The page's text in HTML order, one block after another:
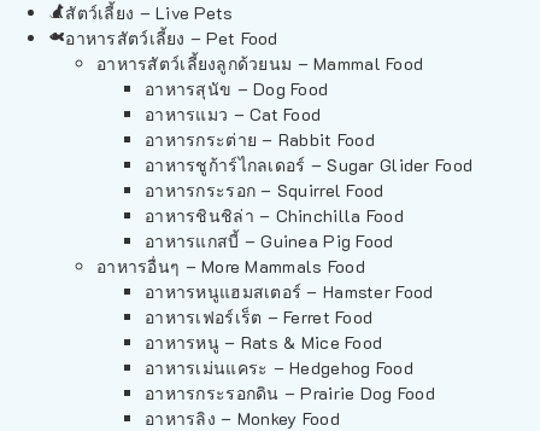
สัตว์เลี้ยง – Live Pets
อาหารสัตว์เลี้ยง – Pet Food
อาหารสัตว์เลี้ยงลูกด้วยนม – Mammal Food
อาหารสุนัข – Dog Food
อาหารแมว – Cat Food
อาหารกระต่าย – Rabbit Food
อาหารชูก้าร์ไกลเดอร์ – Sugar Glider Food
อาหารกระรอก – Squirrel Food
อาหารชินชิล่า – Chinchilla Food
อาหารแกสบี้ – Guinea Pig Food
อาหารอื่นๆ – More Mammals Food
อาหารหนูแฮมสเตอร์ – Hamster Food
อาหารเฟอร์เร็ต – Ferret Food
อาหารหนู – Rats & Mice Food
อาหารเม่นแคระ – Hedgehog Food
อาหารกระรอกดิน – Prairie Dog Food
อาหารลิง – Monkey Food